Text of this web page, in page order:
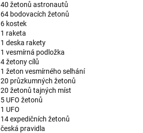
40 žetonů astronautů
64 bodovacích žetonů
6 kostek
1 raketa
1 deska rakety
1 vesmírná podložka
4 žetony cílů
1 žeton vesmírného selhání
20 průzkumných žetonů
20 žetonů tajných míst
5 UFO žetonů
1 UFO
14 expedičních žetonů
česká pravidla